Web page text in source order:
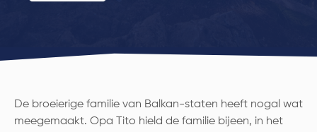
De broeierige familie van Balkan-staten heeft nogal wat
meegemaakt. Opa Tito hield de familie bijeen, in het